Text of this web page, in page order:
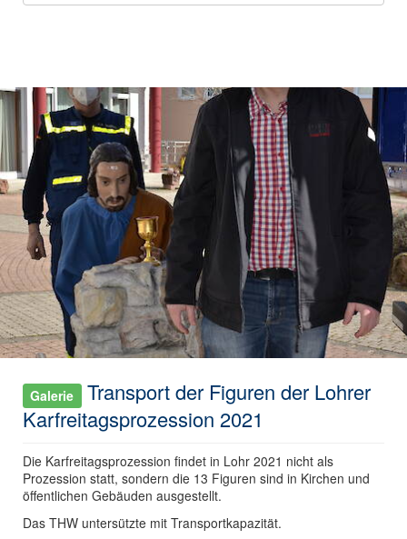
Galerie
Transport der Figuren der Lohrer
Karfreitagsprozession 2021
Die Karfreitagsprozession findet in Lohr 2021 nicht als
Prozession statt, sondern die 13 Figuren sind in Kirchen und
öffentlichen Gebäuden ausgestellt.
Das THW untersützte mit Transportkapazität.